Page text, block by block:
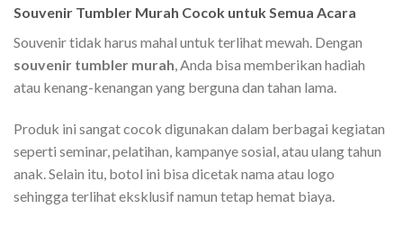
Souvenir Tumbler Murah Cocok untuk Semua Acara
Souvenir tidak harus mahal untuk terlihat mewah. Dengan
souvenir tumbler murah, Anda bisa memberikan hadiah
atau kenang-kenangan yang berguna dan tahan lama.
Produk ini sangat cocok digunakan dalam berbagai kegiatan
seperti seminar, pelatihan, kampanye sosial, atau ulang tahun
anak. Selain itu, botol ini bisa dicetak nama atau logo
sehingga terlihat eksklusif namun tetap hemat biaya.